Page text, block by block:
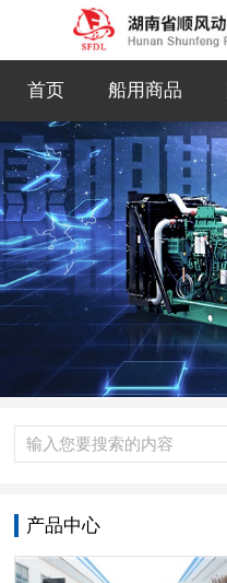
首页 船用商品
产品中心